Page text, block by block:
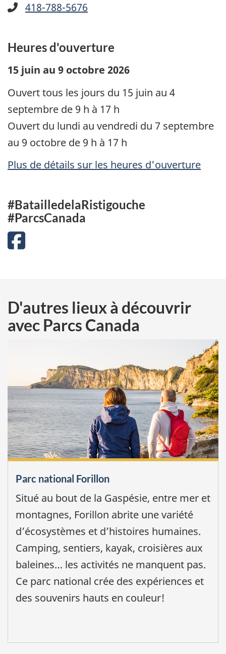
418-788-5676
Heures d'ouverture
15 juin au 9 octobre 2026
Ouvert tous les jours du 15 juin au 4
septembre de 9 h à 17 h
Ouvert du lundi au vendredi du 7 septembre
au 9 octobre de 9 h à 17 h
Plus de détails sur les heures d'ouverture
#BatailledelaRistigouche
#ParcsCanada
D'autres lieux à découvrir
avec Parcs Canada
Parc national Forillon
Situé au bout de la Gaspésie, entre mer et
montagnes, Forillon abrite une variété
d’écosystèmes et d’histoires humaines.
Camping, sentiers, kayak, croisières aux
baleines… les activités ne manquent pas.
Ce parc national crée des expériences et
des souvenirs hauts en couleur!